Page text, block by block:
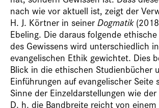
nach wie vor aktuell ist, zeigt der
H. J. Körtner in seiner Dogmatik
Ebeling. Die daraus folgende
des Gewissens wird unterschiedlich
evangelischen Ethik gewichtet. Dies
Blick in die ethischen Studienbücher
Einführungen auf evangelischer Seite
Sinne der Einzeldarstellungen wie
D. h. die Bandbreite reicht von